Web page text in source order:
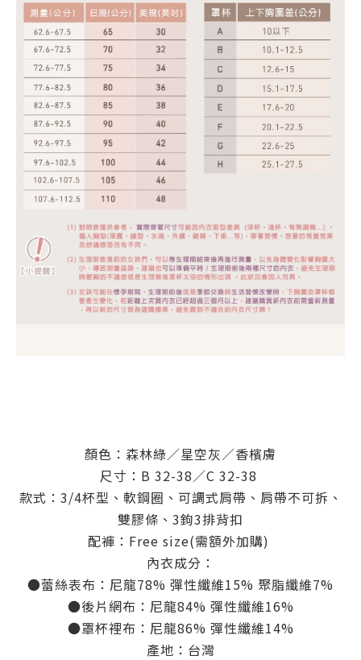
顏色：森林綠／星空灰／香檳膚
尺寸：B 32-38／C 32-38
款式：3/4杯型、軟鋼圈、可調式肩帶、肩帶不可拆、
雙膠條、3鉤3排背扣
配褲：Free size(需額外加購)
內衣成分：
●蕾絲表布：尼龍78% 彈性纖維15% 聚脂纖維7%
●後片網布：尼龍84% 彈性纖維16%
●罩杯裡布：尼龍86% 彈性纖維14%
產地：台灣